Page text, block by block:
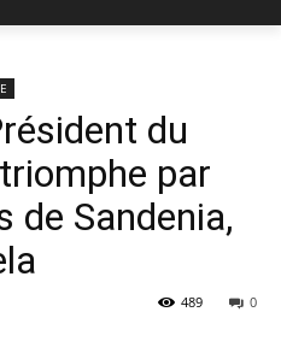
du
par
de Sandenia,
0
489